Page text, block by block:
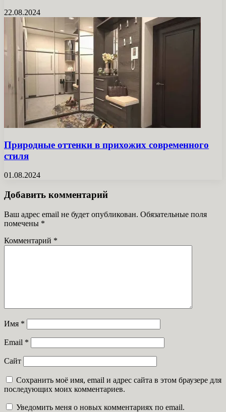
22.08.2024
Природные оттенки в прихожих современного
стиля
01.08.2024
Добавить комментарий
Ваш адрес email не будет опубликован. Обязательные поля
помечены *
Комментарий *
Имя *
Email *
Сайт
Сохранить моё имя, email и адрес сайта в этом браузере для
последующих моих комментариев.
Уведомить меня о новых комментариях по email.